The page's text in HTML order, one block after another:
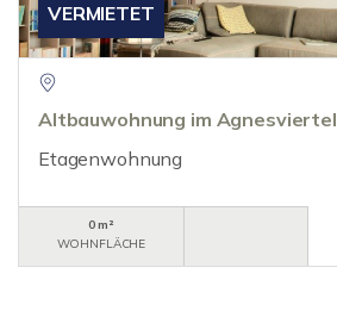
VERMIETET
Altbauwohnung im Agnesviertel
Etagenwohnung
0 m²
WOHNFLÄCHE